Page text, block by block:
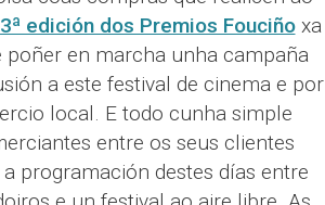
3ª edición dos Premios Fouciñoxa
en marcha unha campaña
a este festival de cinema e por
local. E todo cunha simple
entre os seus clientes
programación destes días entre